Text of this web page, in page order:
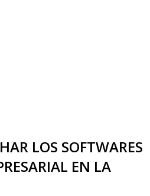
LOS SOFTWARES
EN LA